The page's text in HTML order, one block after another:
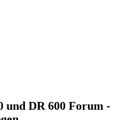
und DR 600 Forum -